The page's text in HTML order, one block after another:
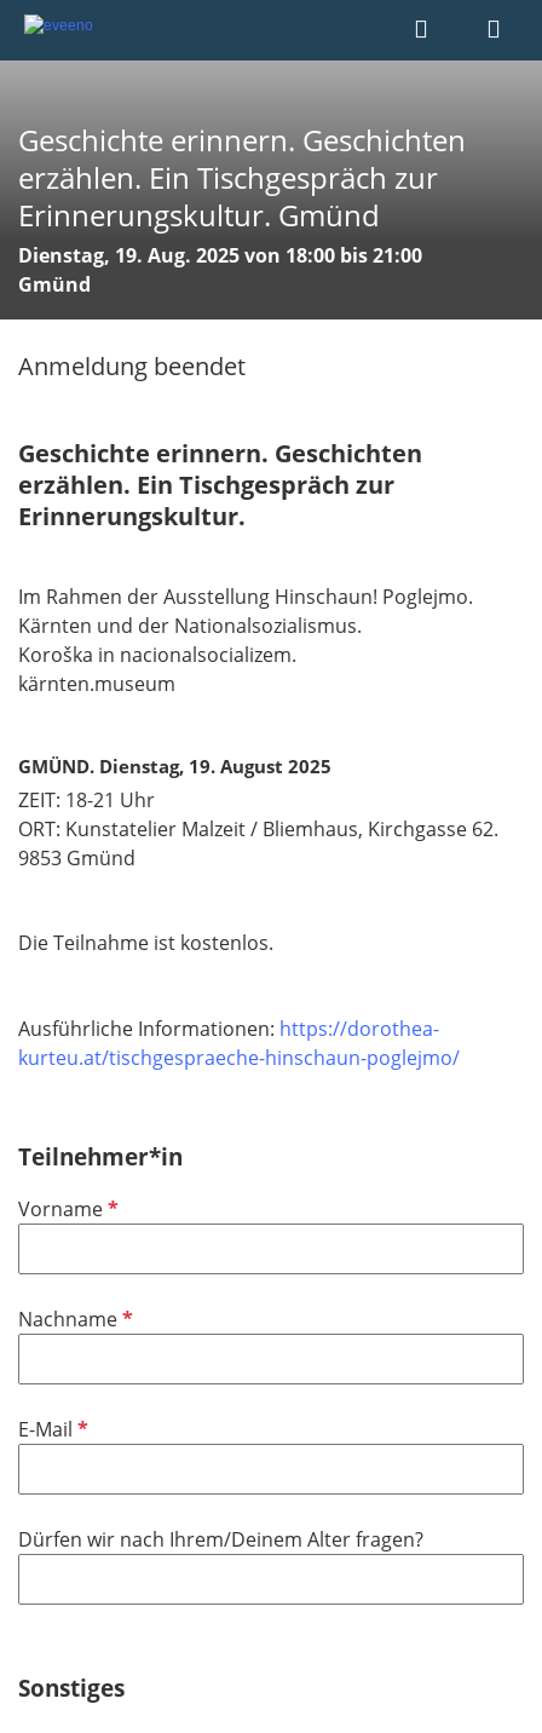
Geschichte erinnern. Geschichten
erzählen. Ein Tischgespräch zur
Erinnerungskultur. Gmünd
Dienstag, 19. Aug. 2025 von 18:00 bis 21:00
Gmünd
Anmeldung beendet
Geschichte erinnern. Geschichten
erzählen. Ein Tischgespräch zur
Erinnerungskultur.
Im Rahmen der Ausstellung Hinschaun! Poglejmo.
Kärnten und der Nationalsozialismus.
Koroška in nacionalsocializem.
kärnten.museum
GMÜND. Dienstag, 19. August 2025
ZEIT: 18-21 Uhr
ORT: Kunstatelier Malzeit / Bliemhaus, Kirchgasse 62.
9853 Gmünd
Die Teilnahme ist kostenlos.
Ausführliche Informationen: https://dorothea-
kurteu.at/tischgespraeche-hinschaun-poglejmo/
Teilnehmer*in
VornameP
c
t
e
d
NachnameP
t
e
d
E-Mail P
c
t
l
Dürfen wir nach Ihrem/Deinem Alter fragen?
Sonstiges